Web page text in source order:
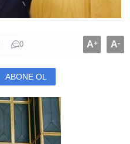
0 A+ A-
ABONE OL